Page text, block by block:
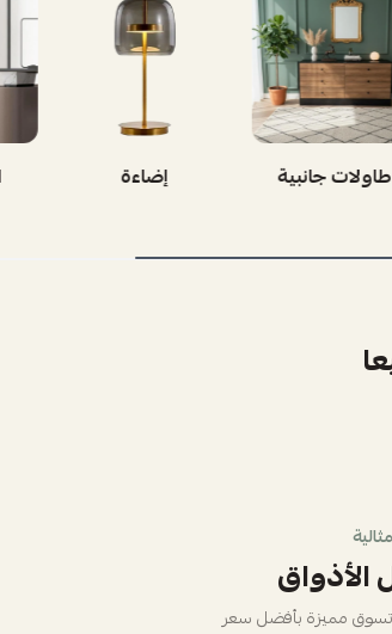
إضاءة اشجار الزينه
تسوق مميزة بأفضل سعر